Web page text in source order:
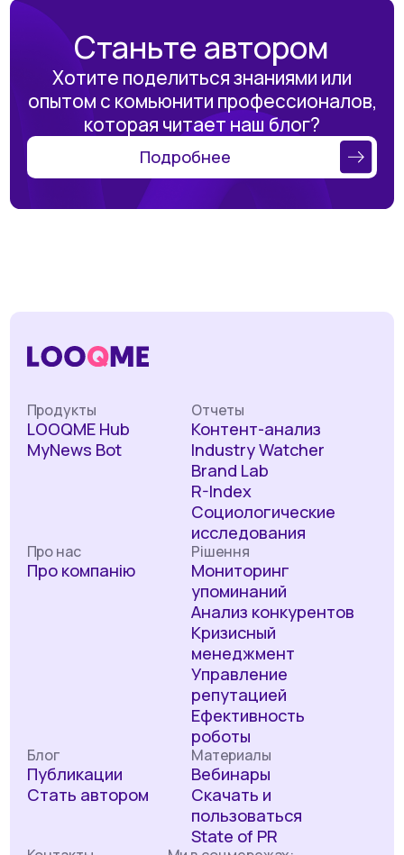
Станьте автором
Хотите поделиться знаниями или
опытом с комьюнити профессионалов,
которая читает наш блог?
Подробнее
Продукты
LOOQME Hub
MyNews Bot
Отчеты
Контент-анализ
Industry Watcher
Brand Lab
R-Index
Социологические
исследования
Рішення
Мониторинг
упоминаний
Анализ конкурентов
Кризисный
менеджмент
Управление
репутацией
Ефективность
роботы
Про нас
Про компанію
Материалы
Вебинары
Скачать и
пользоваться
State of PR
Блог
Публикации
Стать автором